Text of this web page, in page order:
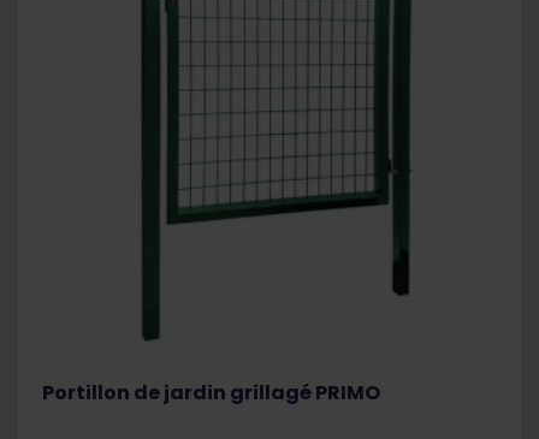
Portillon de jardin grillagé PRIMO